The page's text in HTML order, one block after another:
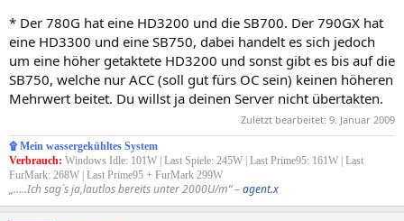
* Der 780G hat eine HD3200 und die SB700. Der 790GX hat
eine HD3300 und eine SB750, dabei handelt es sich jedoch
um eine höher getaktete HD3200 und sonst gibt es bis auf die
SB750, welche nur ACC (soll gut fürs OC sein) keinen höheren
Mehrwert beitet. Du willst ja deinen Server nicht übertakten.
Zuletzt bearbeitet: 9. Januar 2009
۩ Mein wassergekühltes System
Verbrauch: Windows Idle: 101W | Last Spiele: 245W | Last Prime95: 161W | Last
FurMark: 268W | Last Prime95 + FurMark 299W
„.....Ich sag´s ja,lautlos bereits unter 2000U/m“ –agent.x